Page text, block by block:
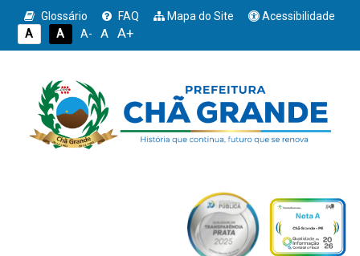
Glossário FAQ Mapa do Site
Acessibilidade
A
A A- A A+